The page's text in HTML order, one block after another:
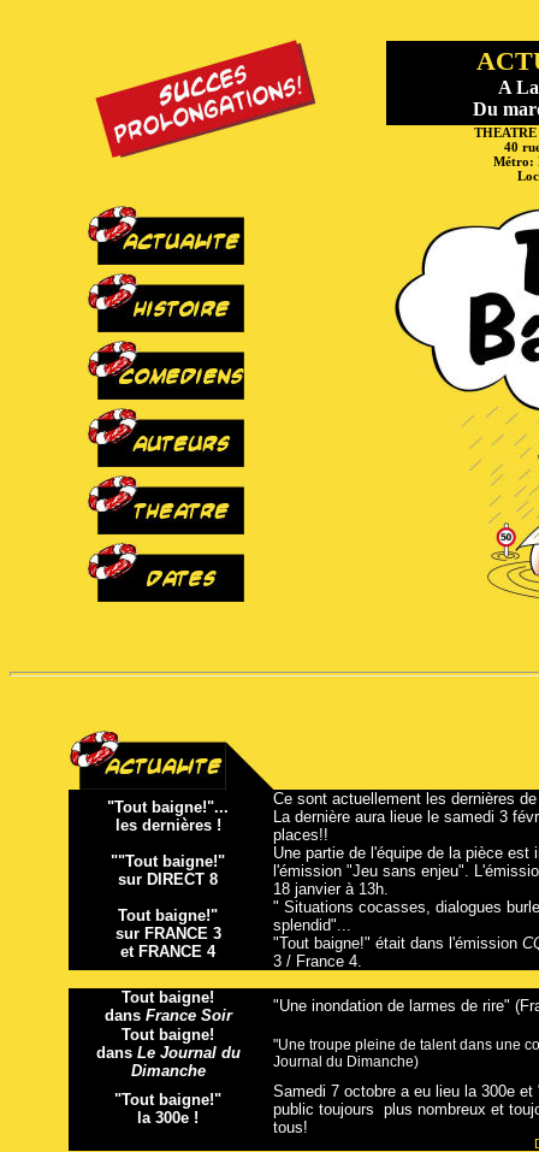
A
Du
40
Métro:
"Tout baigne!"...
les dernières !
Ce sont actuellement les dernières
La dernière aura lieue le samedi 3
places!!
""Tout baigne!"
sur DIRECT 8
Une partie de l'équipe de la pièce
l'émission "Jeu sans enjeu".
18 janvier à 13h.
Tout baigne!"
sur FRANCE 3
et FRANCE 4
" Situations cocasses, dialogues
splendid"...
"Tout baigne!" était dans l'émission
3 / France 4.
Tout baigne!
dans France Soir
"Une inondation de larmes de rire"
Tout baigne!
dans Le Journal du
Dimanche
"Une troupe pleine de talent dans une
Journal du Dimanche)
"Tout baigne!"
la 300e !
Samedi 7 octobre a eu lieu la 300e
public toujours plus nombreux et
tous!